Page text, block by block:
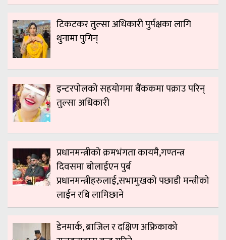
टिकटकर तुल्सा अधिकारी पुर्पक्षका लागि
थुनामा पुगिन्
इन्टरपोलको सहयोगमा बैंककमा पक्राउ परिन्
तुल्सा अधिकारी
प्रधानमन्त्रीको क्रमभंगता कायमै,गण्तन्त्र
दिवसमा बोलाईएन पुर्ब
प्रधानमन्त्रीहरुलाई,सभामुखको पछाडी मन्त्रीको
लाईन रबि लामिछाने
डेनमार्क, ब्राजिल र दक्षिण अफ्रिकाको